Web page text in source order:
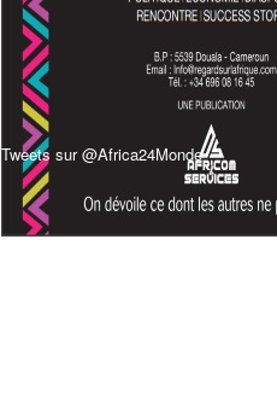
Tweets sur @Africa24Monde